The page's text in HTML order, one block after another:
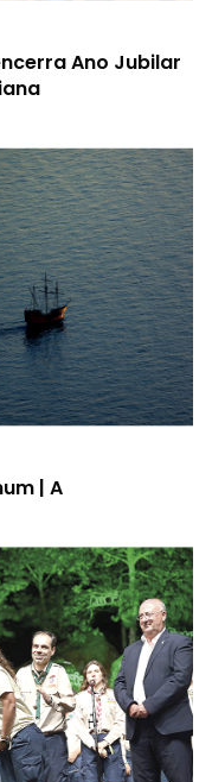
Ano Jubilar
| A